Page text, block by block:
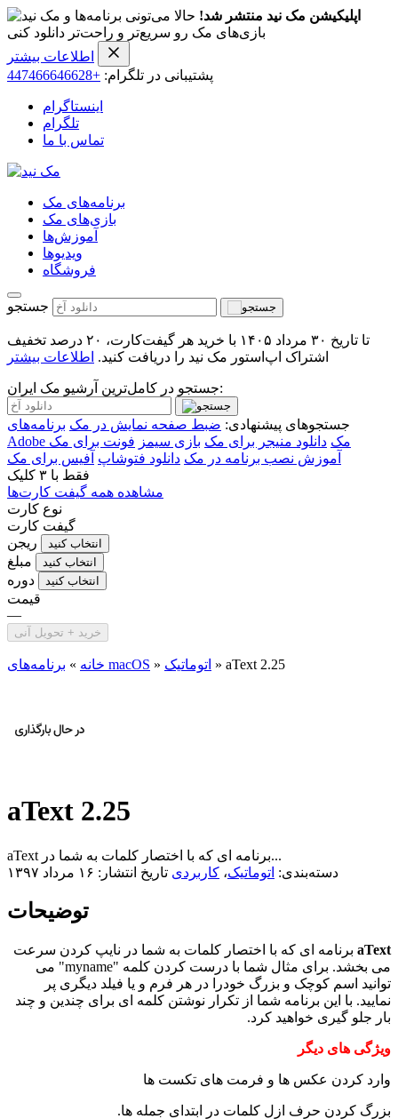
اپلیکیشن مک نید منتشر شد! حالا می‌تونی برنامه‌ها و
بازی‌های مک رو سریع‌تر و راحت‌تر دانلود کنی
اطلاعات بیشتر
پشتیبانی در تلگرام: +447466646628
اینستاگرام
تلگرام
تماس با ما
برنامه‌های مک
بازی‌های مک
آموزش‌ها
ویدیو‌ها
فروشگاه
جستجو
تا تاریخ ۳۰ مرداد ۱۴۰۵ با خرید هر گیفت‌کارت، ۲۰ درصد تخفیف
اشتراک اپ‌استور مک نید را دریافت کنید. اطلاعات بیشتر
جستجو در کامل‌ترین آرشیو مک ایران:
جستجوهای پیشنهادی: ضبط صفحه نمایش در مک برنامه‌های
Adobe مک دانلود منیجر برای مک بازی سیمز فونت برای مک
آموزش نصب برنامه در مک دانلود فتوشاپ آفیس برای مک
فقط با ۳ کلیک
مشاهده همه گیفت کارت‌ها
نوع کارت
گیفت کارت
ریجن
انتخاب کنید
مبلغ انتخاب کنید
دوره انتخاب کنید
قیمت
—
خرید + تحویل آنی
خانه » برنامه‌های macOS » اتوماتیک » aText 2.25
aText 2.25
aText برنامه ای که با اختصار کلمات به شما در...
دسته‌بندی: اتوماتیک، کاربردی تاریخ انتشار: ۱۶ مرداد ۱۳۹۷
توضیحات
aText برنامه ای که با اختصار کلمات به شما در نایپ کردن سرعت
می بخشد. برای مثال شما با درست کردن کلمه "myname" می
توانید اسم کوچک و بزرگ خودرا در هر فرم و یا فیلد دیگری پر
نمایید. با این برنامه شما از تکرار نوشتن کلمه ای برای چندین و چند
بار جلو گیری خواهید کرد.
ویژگی های دیگر
وارد کردن عکس ها و فرمت های تکست ها
بزرگ کردن حرف ازل کلمات در ابتدای جمله ها.